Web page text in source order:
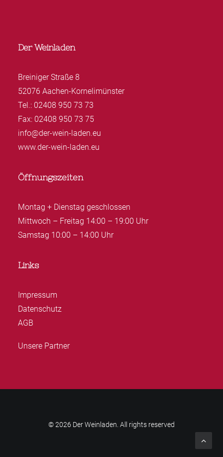
Der Weinladen
Breiniger Straße 8
52076 Aachen-Kornelimünster
Tel.: 02408 950 73 73
Fax: 02408 950 73 75
info@der-wein-laden.eu
www.der-wein-laden.eu
Öffnungszeiten
Montag + Dienstag geschlossen
Mittwoch – Freitag 14:00 – 19:00 Uhr
Samstag 10:00 – 14:00 Uhr
Links
Impressum
Datenschutz
AGB
Unsere Partner
© 2026 Der Weinladen. All rights reserved